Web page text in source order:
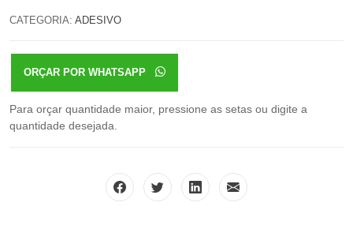
CATEGORIA: ADESIVO
ORÇAR POR WHATSAPP
Para orçar quantidade maior, pressione as setas ou digite a
quantidade desejada.